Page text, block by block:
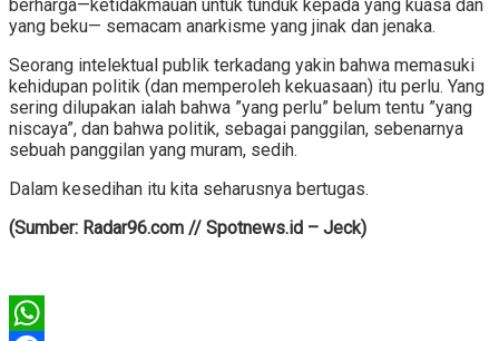
berharga—ketidakmauan untuk tunduk kepada yang kuasa dan
yang beku— semacam anarkisme yang jinak dan jenaka.
Seorang intelektual publik terkadang yakin bahwa memasuki
kehidupan politik (dan memperoleh kekuasaan) itu perlu. Yang
sering dilupakan ialah bahwa ”yang perlu” belum tentu ”yang
niscaya”, dan bahwa politik, sebagai panggilan, sebenarnya
sebuah panggilan yang muram, sedih.
Dalam kesedihan itu kita seharusnya bertugas.
(Sumber: Radar96.com // Spotnews.id – Jeck)